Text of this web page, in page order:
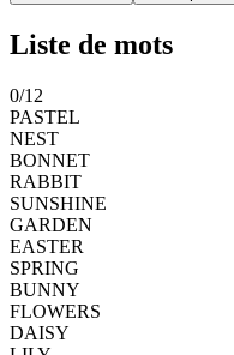
Liste de mots
0/12
PASTEL
NEST
BONNET
RABBIT
SUNSHINE
GARDEN
EASTER
SPRING
BUNNY
FLOWERS
DAISY